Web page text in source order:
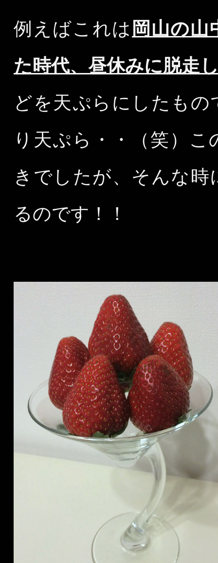
例えばこれは 岡山の山
た時代、昼休みに脱走
どを天ぷらにしたも
り天ぷら・・（笑）
きでしたが、そんな
るのです！！